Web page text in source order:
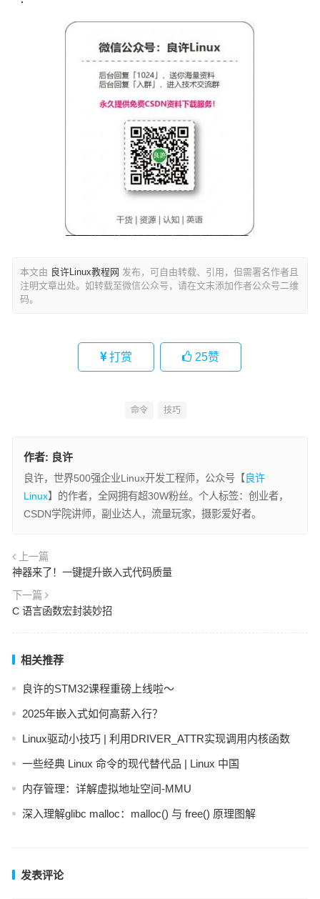
本文由 良许Linux教程网 发布，可自由转载、引用，但需署名作者且
注明文章出处。如转载至微信公众号，请在文末添加作者公众号二维
码。
打赏 25赞
命令 技巧
作者: 良许
良许，世界500强企业Linux开发工程师，公众号【良许
Linux】的作者，全网拥有超30W粉丝。个人标签：创业者，
CSDN学院讲师，副业达人，流量玩家，摄影爱好者。
上一篇
神器来了！一键提升嵌入式代码质量
下一篇
C 语言函数宏封装妙招
相关推荐
良许的STM32课程重磅上线啦～
2025年嵌入式如何高薪入行？
Linux驱动小技巧 | 利用DRIVER_ATTR实现调用内核函数
一些经典 Linux 命令的现代替代品 | Linux 中国
内存管理：详解虚拟地址空间-MMU
深入理解glibc malloc：malloc() 与 free() 原理图解
发表评论